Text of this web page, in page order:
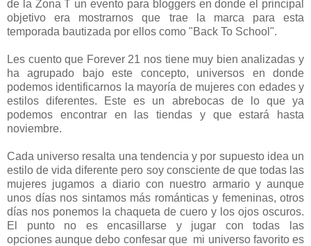
de la Zona T un evento para bloggers en donde el principal
objetivo era mostrarnos que trae la marca para esta
temporada bautizada por ellos como "Back To School".
Les cuento que Forever 21 nos tiene muy bien analizadas y
ha agrupado bajo este concepto, universos en donde
podemos identificarnos la mayoría de mujeres con edades y
estilos diferentes. Este es un abrebocas de lo que ya
podemos encontrar en las tiendas y que estará hasta
noviembre.
Cada universo resalta una tendencia y por supuesto idea un
estilo de vida diferente pero soy consciente de que todas las
mujeres jugamos a diario con nuestro armario y aunque
unos días nos sintamos más románticas y femeninas, otros
días nos ponemos la chaqueta de cuero y los ojos oscuros.
El punto no es encasillarse y jugar con todas las
opciones aunque debo confesar que mi universo favorito es